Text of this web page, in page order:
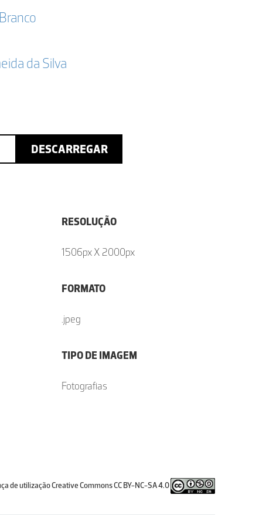
da Silva
DESCARREGAR
RESOLUÇÃO
1506px X 2000px
FORMATO
.jpeg
TIPO DE IMAGEM
Fotografias
de utilização Creative Commons CC BY-NC-SA 4.0